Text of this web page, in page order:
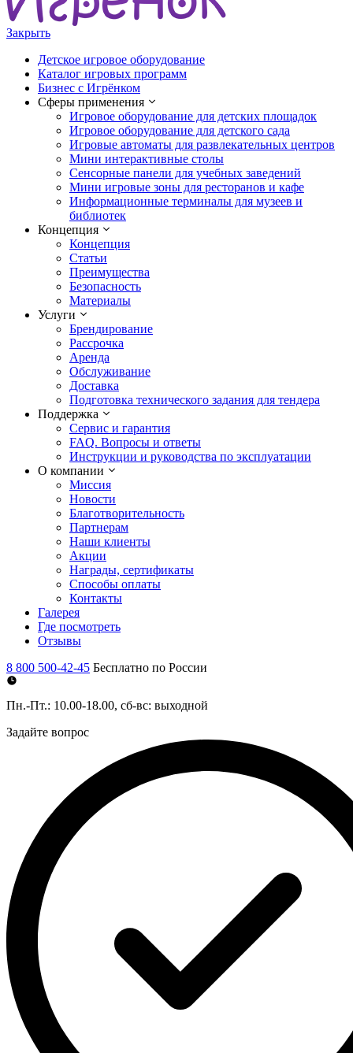
Закрыть
Детское игровое оборудование
Каталог игровых программ
Бизнес с Игрёнком
Сферы применения
Игровое оборудование для детских площадок
Игровое оборудование для детского сада
Игровые автоматы для развлекательных центров
Мини интерактивные столы
Сенсорные панели для учебных заведений
Мини игровые зоны для ресторанов и кафе
Информационные терминалы для музеев и
библиотек
Концепция
Концепция
Статьи
Преимущества
Безопасность
Материалы
Услуги
Брендирование
Рассрочка
Аренда
Обслуживание
Доставка
Подготовка технического задания для тендера
Поддержка
Сервис и гарантия
FAQ. Вопросы и ответы
Инструкции и руководства по эксплуатации
О компании
Миссия
Новости
Благотворительность
Партнерам
Наши клиенты
Акции
Награды, сертификаты
Способы оплаты
Контакты
Галерея
Где посмотреть
Отзывы
8 800 500-42-45 Бесплатно по России
Пн.-Пт.: 10.00-18.00, сб-вс: выходной
Задайте вопрос